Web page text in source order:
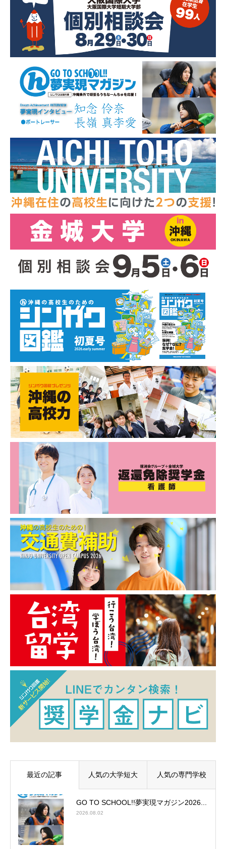
最近の記事 人気の大学短大 人気の専門学校
GO TO SCHOOL!!夢実現マガジン2026...
2026.08.02